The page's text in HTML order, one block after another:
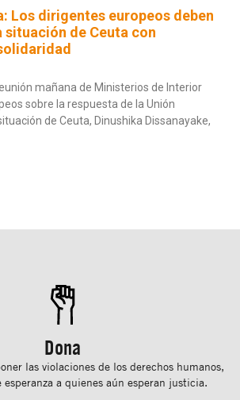
Los dirigentes europeos deben
situación de Ceuta con
mañana de Ministerios de Interior
sobre la respuesta de la Unión
de Ceuta, Dinushika Dissanayake,
Dona
las violaciones de los derechos humanos,
a quienes aún esperan justicia.